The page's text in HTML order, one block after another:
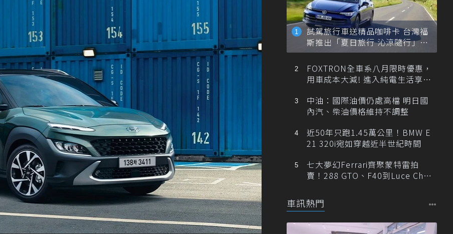
試駕旅行車送精品咖啡卡 台灣福
斯推出「夏日旅行 沁涼隨行」活
動
FOXTRON全車系八月限時優惠，
用車成本大減! 進入純電生活享
中油：國際油價仍處高檔 明日國
內汽、柴油價格維持不調整
近50年只跑1.45萬公里！BMW E
21 320i宛如穿越近半世紀時間
七大夢幻Ferrari齊聚蒙特雷拍
賣！288 GTO、F40到Luce Cha
車訊熱門